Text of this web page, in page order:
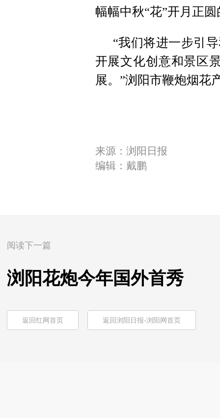
幅幅中秋“花”开月正
“我们将进一步引
开展文化创意和景区
展。”浏阳市鞭炮烟花
来源：浏阳日报
编辑：戴鹏
阅读下一篇
浏阳花炮今年国外首秀
返回红网首页 返回浏阳日报-浏阳网首页